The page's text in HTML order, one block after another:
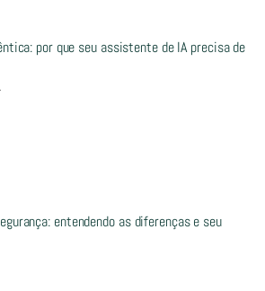
por que seu assistente de IA precisa de
entendendo as diferenças e seu